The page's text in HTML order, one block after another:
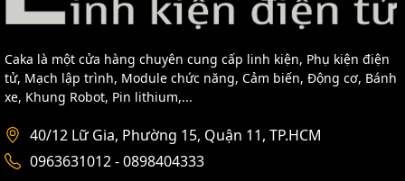
Caka là một cửa hàng chuyên cung cấp linh kiện, Phụ kiện điện
tử, Mạch lập trình, Module chức năng, Cảm biến, Động cơ, Bánh
xe, Khung Robot, Pin lithium,...
40/12 Lữ Gia, Phường 15, Quận 11, TP.HCM
0963631012 - 0898404333